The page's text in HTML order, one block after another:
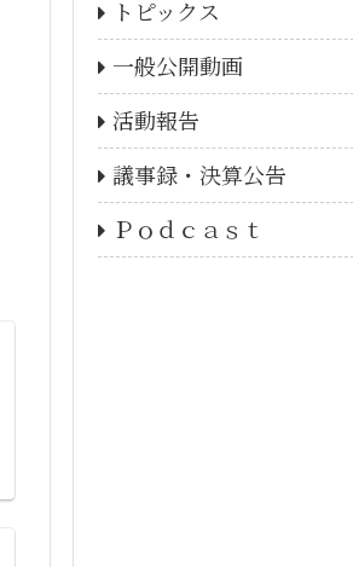
トピックス
一般公開動画
活動報告
議事録・決算公告
Ｐｏｄｃａｓｔ